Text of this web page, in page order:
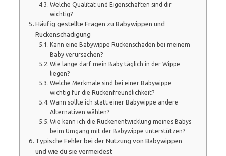
Welche Qualität und Eigenschaften sind dir
wichtig?
Häufig gestellte Fragen zu Babywippen und
Rückenschädigung
Kann eine Babywippe Rückenschäden bei meinem
Baby verursachen?
Wie lange darf mein Baby täglich in der Wippe
liegen?
Welche Merkmale sind bei einer Babywippe
wichtig für die Rückenfreundlichkeit?
Wann sollte ich statt einer Babywippe andere
Alternativen wählen?
Wie kann ich die Rückenentwicklung meines Babys
beim Umgang mit der Babywippe unterstützen?
Typische Fehler bei der Nutzung von Babywippen
und wie du sie vermeidest